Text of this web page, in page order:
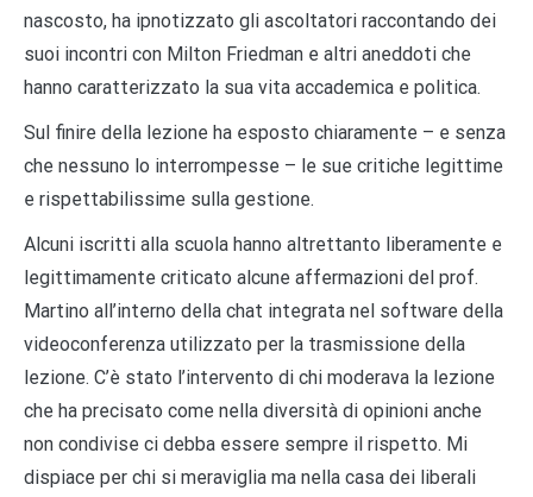
nascosto, ha ipnotizzato gli ascoltatori raccontando dei
suoi incontri con Milton Friedman e altri aneddoti che
hanno caratterizzato la sua vita accademica e politica.
Sul finire della lezione ha esposto chiaramente – e senza
che nessuno lo interrompesse – le sue critiche legittime
e rispettabilissime sulla gestione.
Alcuni iscritti alla scuola hanno altrettanto liberamente e
legittimamente criticato alcune affermazioni del prof.
Martino all’interno della chat integrata nel software della
videoconferenza utilizzato per la trasmissione della
lezione. C’è stato l’intervento di chi moderava la lezione
che ha precisato come nella diversità di opinioni anche
non condivise ci debba essere sempre il rispetto. Mi
dispiace per chi si meraviglia ma nella casa dei liberali